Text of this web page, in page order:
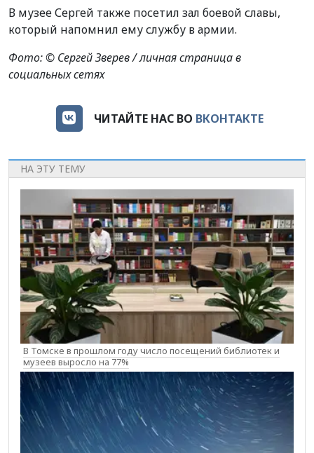
В музее Сергей также посетил зал боевой славы,
который напомнил ему службу в армии.
Фото: © Сергей Зверев / личная страница в
социальных сетях
ЧИТАЙТЕ НАС ВО ВКОНТАКТЕ
НА ЭТУ ТЕМУ
В Томске в прошлом году число посещений библиотек и
музеев выросло на 77%